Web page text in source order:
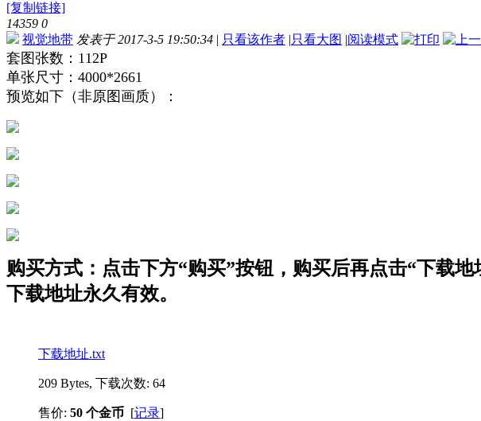
[复制链接]
14359 0
视觉地带 发表于 2017-3-5 19:50:34 | 只看该作者 |只看大图 |阅读模式
套图张数：112P
单张尺寸：4000*2661
预览如下（非原图画质）：
购买方式：点击下方“购买”按钮，购买后再点击“下载地
下载地址永久有效。
下载地址.txt
209 Bytes, 下载次数: 64
售价: 50 个金币 [记录]